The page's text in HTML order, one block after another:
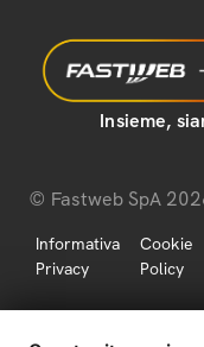
Insieme,
© Fastweb SpA
Informativa
Privacy
Cookie
Policy